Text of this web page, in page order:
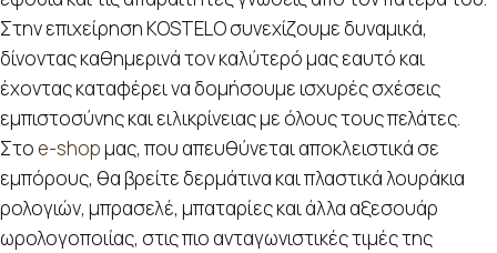
Στην επιχείρηση KOSTELO συνεχίζουμε δυναμικά,
δίνοντας καθημερινά τον καλύτερό μας εαυτό και
έχοντας καταφέρει να δομήσουμε ισχυρές σχέσεις
εμπιστοσύνης και ειλικρίνειας με όλους τους πελάτες.
Στο e-shopμας, που απευθύνεται αποκλειστικά σε
εμπόρους, θα βρείτε δερμάτινα και πλαστικά λουράκια
ρολογιών, μπρασελέ, μπαταρίες και άλλα αξεσουάρ
ωρολογοποιίας, στις πιο ανταγωνιστικές τιμές της